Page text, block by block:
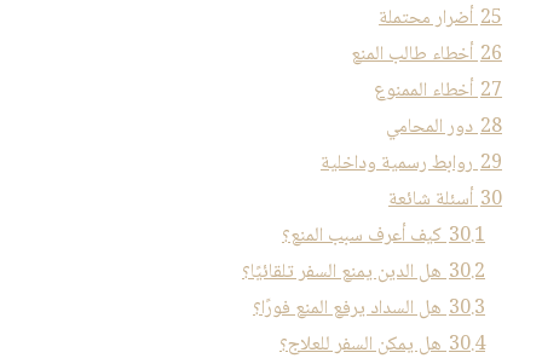
25 أضرار محتملة
26 أخطاء طالب المنع
27 أخطاء الممنوع
28 دور المحامي
29 روابط رسمية وداخلية
30 أسئلة شائعة
30.1 كيف أعرف سبب المنع؟
30.2 هل الدين يمنع السفر تلقائيًا؟
30.3 هل السداد يرفع المنع فورًا؟
30.4 هل يمكن السفر للعلاج؟